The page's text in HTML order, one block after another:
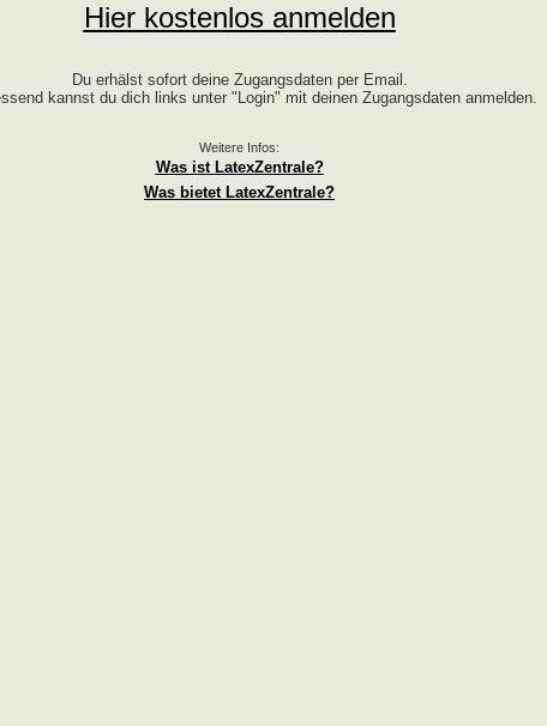
Hier kostenlos anmelden
Du erhälst sofort deine Zugangsdaten per Email.
kannst du dich links unter "Login" mit deinen Zugangsdaten anmelden.
Weitere Infos:
Was ist LatexZentrale?
Was bietet LatexZentrale?